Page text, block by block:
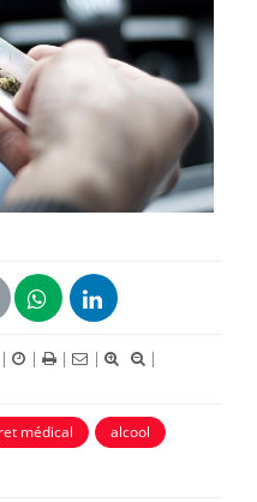
| | | |
|
médical
alcool